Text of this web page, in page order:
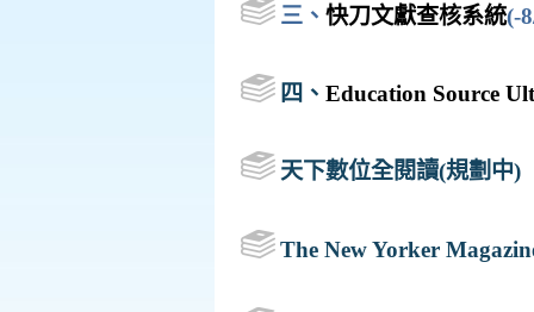
三、 快刀文獻查核系統(-
四、 Education Source
天下數位全閱讀(規劃中)
The New Yorker